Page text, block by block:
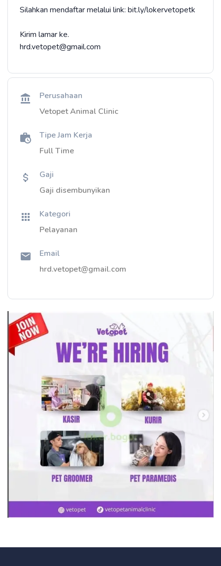
Silahkan mendaftar melalui link: bit.ly/lokervetopetk
Kirim lamar ke.
hrd.vetopet@gmail.com
Perusahaan
Vetopet Animal Clinic
Tipe Jam Kerja
Full Time
Gaji
Gaji disembunyikan
Kategori
Pelayanan
Email
hrd.vetopet@gmail.com